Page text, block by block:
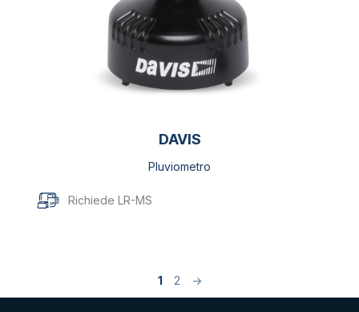
DAVIS
Pluviometro
Richiede LR-MS
1 2 →